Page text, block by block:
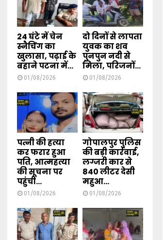
24 घंटे में चेन
स्नैचिंग का
खुलासा, पढ़ाई के
बहाने पटना में...
01/08/2026
दो दिनों से लापता
युवक का शव
पुनपुन नदी से
मिला, परिजनों...
01/08/2026
पत्नी की हत्या
कर फरार हुआ
पति, आत्महत्या
की सूचना पर
पहुंची...
01/08/2026
गोपालपुर पुलिस
की बड़ी कार्रवाई,
लग्जरी कार से
840 लीटर देसी
महुआ...
01/08/2026